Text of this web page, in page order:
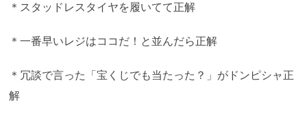
＊スタッドレスタイヤを履いてて正解
＊一番早いレジはココだ！と並んだら正解
＊冗談で言った「宝くじでも当たった？」がドンピシャ正
解